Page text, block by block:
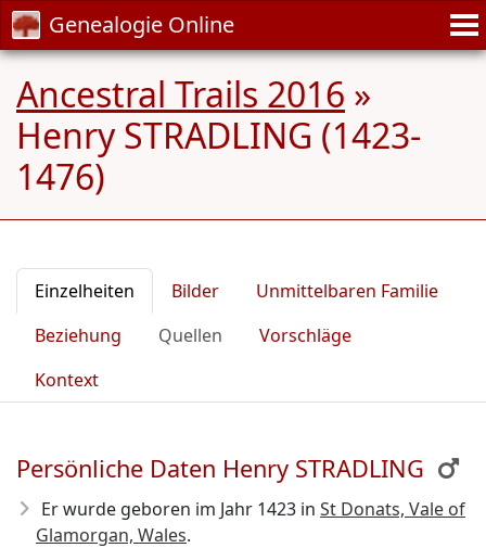
Genealogie Online
Ancestral Trails 2016 »
Henry STRADLING (1423-
1476)
Einzelheiten Bilder
Unmittelbaren Familie
Beziehung
Quellen
Vorschläge
Kontext
Persönliche Daten Henry STRADLING
Er wurde geboren im Jahr 1423 in St Donats, Vale of
Glamorgan, Wales.